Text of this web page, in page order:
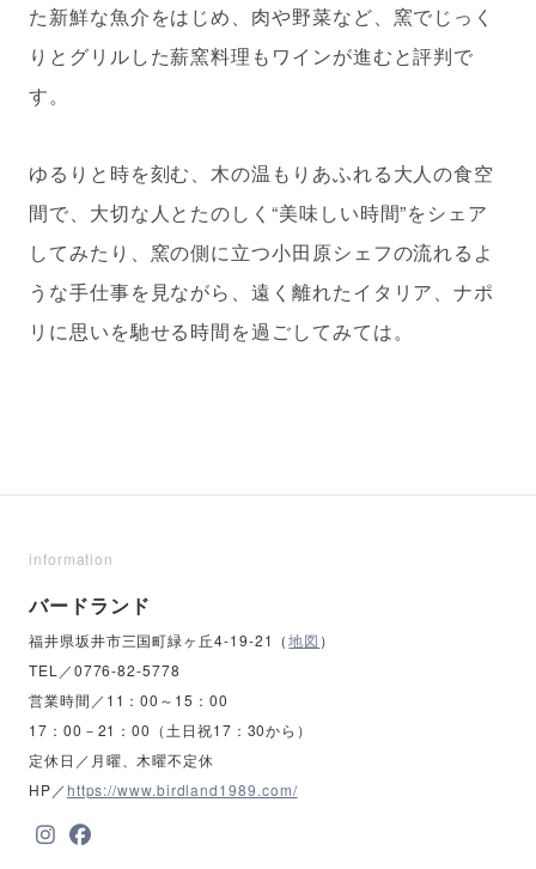
た新鮮な魚介をはじめ、肉や野菜など、窯でじっく
りとグリルした薪窯料理もワインが進むと評判で
す。
ゆるりと時を刻む、木の温もりあふれる大人の食空
間で、大切な人とたのしく“美味しい時間”をシェア
してみたり、窯の側に立つ小田原シェフの流れるよ
うな手仕事を見ながら、遠く離れたイタリア、ナポ
リに思いを馳せる時間を過ごしてみては。
information
バードランド
福井県坂井市三国町緑ヶ丘4-19-21（地図 ）
TEL／0776-82-5778
営業時間／11：00～15：00
17：00－21：00（土日祝17：30から）
定休日／月曜、木曜不定休
HP／https://www.birdland1989.com/